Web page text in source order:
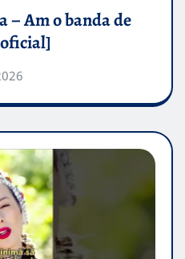
– Am o banda de